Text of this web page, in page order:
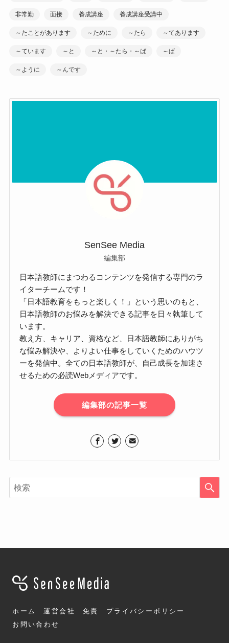
非常勤 面接 養成講座 養成講座受講中
～たことがあります ～ために ～たら ～てあります
～ています ～と ～と・～たら・～ば ～ば
～ように ～んです
SenSee Media
編集部
日本語教師にまつわるコンテンツを発信する専門のラ
イターチームです！
「日本語教育をもっと楽しく！」という思いのもと、
日本語教師のお悩みを解決できる記事を日々執筆して
います。
教え方、キャリア、資格など、日本語教師にありがち
な悩み解決や、よりよい仕事をしていくためのハウツ
ーを発信中。全ての日本語教師が、自己成長を加速さ
せるための必読Webメディアです。
編集部の記事一覧
ホーム 運営会社 免責
プライバシーポリシー
お問い合わせ